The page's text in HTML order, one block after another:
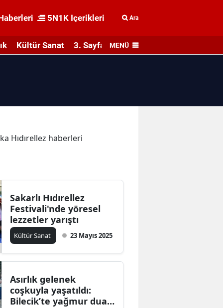
5N1K İçerikleri Ara
Kültür Sanat 3. Sayfa MENÜ
Hıdırellez haberleri
Sakarlı Hıdırellez
Festivali'nde yöresel
lezzetler yarıştı
Kültür Sanat 23 Mayıs 2025
Asırlık gelenek
coşkuyla yaşatıldı:
Bilecik’te yağmur duası